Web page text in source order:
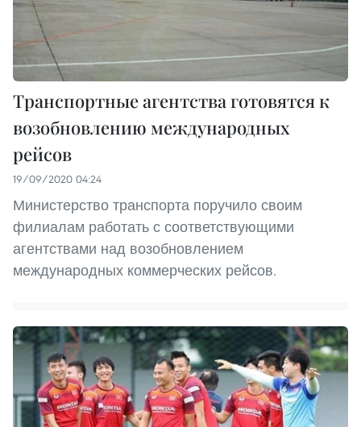
Транспортные агентства готовятся к
возобновлению международных
рейсов
19/09/2020 04:24
Министерство транспорта поручило своим
филиалам работать с соответствующими
агентствами над возобновлением
международных коммерческих рейсов.